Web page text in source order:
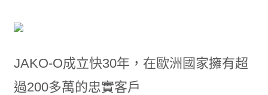
JAKO-O成立快30年，在歐洲國家擁有超
過200多萬的忠實客戶